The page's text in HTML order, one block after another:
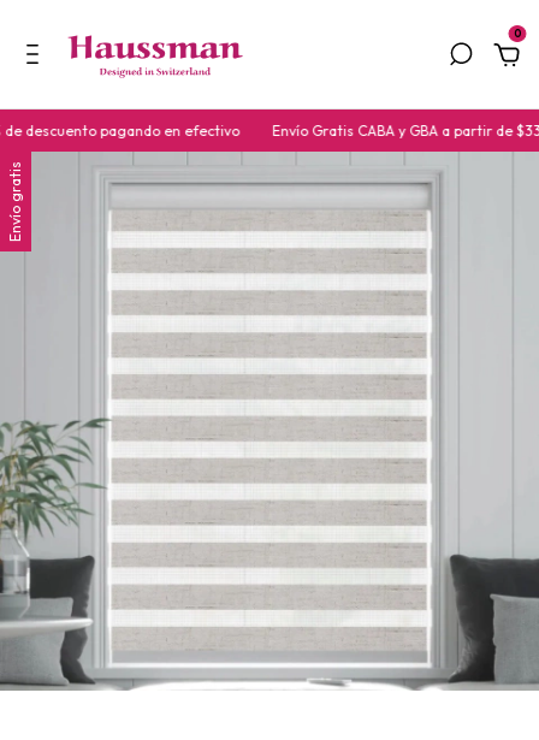
0
descuento pagando en efectivo Envío Gratis CABA y GBA a partir de
Envío gratis